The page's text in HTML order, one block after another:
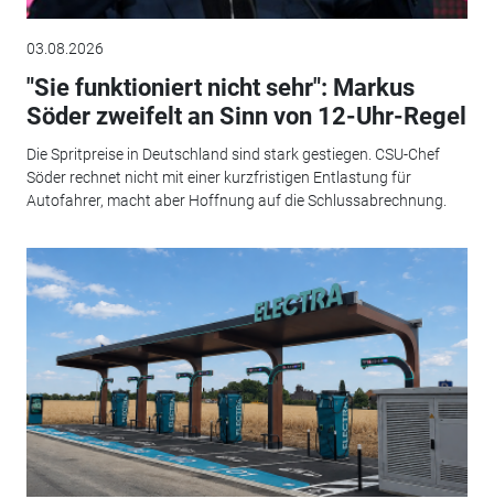
03.08.2026
"Sie funktioniert nicht sehr": Markus
Söder zweifelt an Sinn von 12-Uhr-Regel
Die Spritpreise in Deutschland sind stark gestiegen. CSU-Chef
Söder rechnet nicht mit einer kurzfristigen Entlastung für
Autofahrer, macht aber Hoffnung auf die Schlussabrechnung.